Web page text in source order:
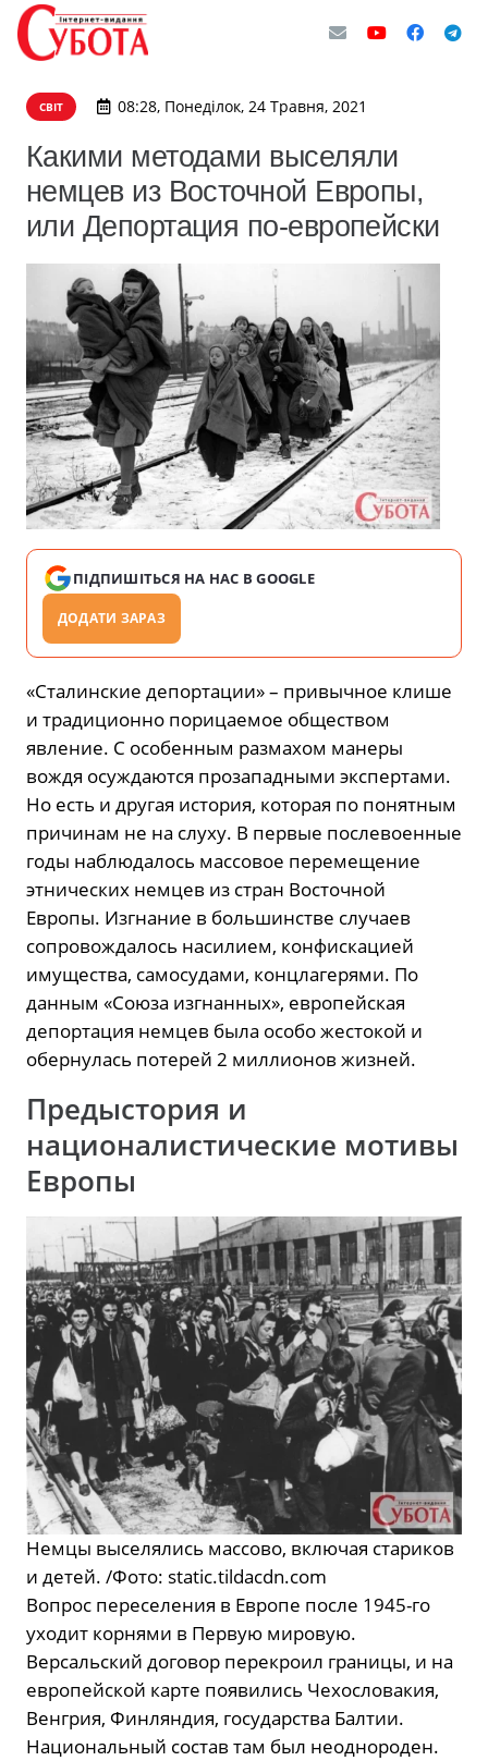
СВІТ 08:28, Понеділок, 24 Травня, 2021
Какими методами выселяли
немцев из Восточной Европы,
или Депортация по-европейски
ПІДПИШІТЬСЯ НА НАС В GOOGLE
ДОДАТИ ЗАРАЗ
«Сталинские депортации» – привычное клише
и традиционно порицаемое обществом
явление. С особенным размахом манеры
вождя осуждаются прозападными экспертами.
Но есть и другая история, которая по понятным
причинам не на слуху. В первые послевоенные
годы наблюдалось массовое перемещение
этнических немцев из стран Восточной
Европы. Изгнание в большинстве случаев
сопровождалось насилием, конфискацией
имущества, самосудами, концлагерями. По
данным «Союза изгнанных», европейская
депортация немцев была особо жестокой и
обернулась потерей 2 миллионов жизней.
Предыстория и
националистические мотивы
Европы
Немцы выселялись массово, включая стариков
и детей. /Фото: static.tildacdn.com
Вопрос переселения в Европе после 1945-го
уходит корнями в Первую мировую.
Версальский договор перекроил границы, и на
европейской карте появились Чехословакия,
Венгрия, Финляндия, государства Балтии.
Национальный состав там был неоднороден.